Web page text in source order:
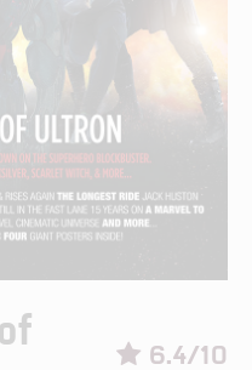
6.4/10